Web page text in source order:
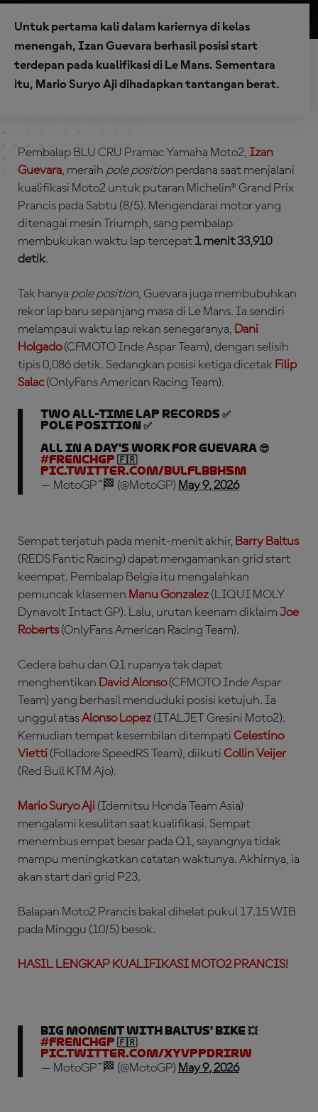
Untuk pertama kali dalam kariernya di kelas
menengah, Izan Guevara berhasil posisi start
terdepan pada kualifikasi di Le Mans. Sementara
itu, Mario Suryo Aji dihadapkan tantangan berat.
Pembalap BLU CRU Pramac Yamaha Moto2, Izan
Guevara, meraih pole position perdana saat menjalani
kualifikasi Moto2 untuk putaran Michelin® Grand Prix
Prancis pada Sabtu (8/5). Mengendarai motor yang
ditenagai mesin Triumph, sang pembalap
membukukan waktu lap tercepat1 menit 33,910
detik.
Tak hanya pole position, Guevara juga membubuhkan
rekor lap baru sepanjang masa di Le Mans. Ia sendiri
melampaui waktu lap rekan senegaranya, Dani
Holgado(CFMOTO Inde Aspar Team), dengan selisih
tipis 0,086 detik. Sedangkan posisi ketiga dicetak Filip
Salac(OnlyFans American Racing Team).
Two all-time lap records ✅
Pole position ✅
All in a day's work for Guevara 😎
#FrenchGP 🇫🇷
pic.twitter.com/BuLFlbBH5M
— MotoGP™🏁 (@MotoGP) May 9, 2026
Sempat terjatuh pada menit-menit akhir, Barry Baltus
(REDS Fantic Racing) dapat mengamankan grid start
keempat. Pembalap Belgia itu mengalahkan
pemuncak klasemen Manu Gonzalez (LIQUI MOLY
Dynavolt Intact GP). Lalu, urutan keenam diklaim Joe
Roberts(OnlyFans American Racing Team).
Cedera bahu dan Q1 rupanya tak dapat
menghentikan David Alonso(CFMOTO Inde Aspar
Team) yang berhasil menduduki posisi ketujuh. Ia
unggul atasAlonso Lopez (ITALJET Gresini Moto2).
Kemudian tempat kesembilan ditempati Celestino
Vietti (Folladore SpeedRS Team), diikuti Collin Veijer
(Red Bull KTM Ajo).
Mario Suryo Aji (Idemitsu Honda Team Asia)
mengalami kesulitan saat kualifikasi. Sempat
menembus empat besar pada Q1, sayangnya tidak
mampu meningkatkan catatan waktunya. Akhirnya, ia
akan start dari grid P23.
Balapan Moto2 Prancis bakal dihelat pukul 17.15 WIB
pada Minggu (10/5) besok.
HASIL LENGKAP KUALIFIKASI MOTO2 PRANCIS!
Big moment with Baltus' bike 💥
#FrenchGP 🇫🇷
pic.twitter.com/xyvPpDriRW
— MotoGP™🏁 (@MotoGP) May 9, 2026